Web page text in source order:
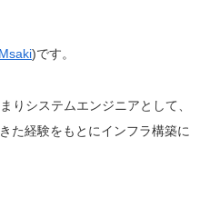
)です。
りシステムエンジニアとして、
た経験をもとにインフラ構築に